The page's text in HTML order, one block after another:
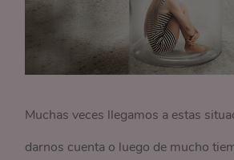
Muchas veces llegamos a estas
darnos cuenta o luego de mucho